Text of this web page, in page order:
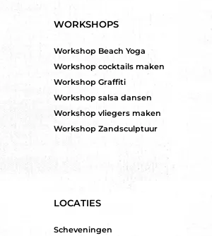
WORKSHOPS
Workshop Beach Yoga
Workshop cocktails maken
Workshop Graffiti
Workshop salsa dansen
Workshop vliegers maken
Workshop Zandsculptuur
LOCATIES
Scheveningen